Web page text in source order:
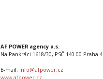
AF POWER agency a.s.
Na Pankráci 1618/30, PSČ 140 00 Praha 4
E-mail: info@afpower.cz
www.afpower.cz